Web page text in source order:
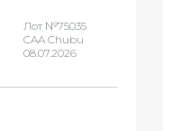
Лот №75035
CAA Chubu
08.07.2026